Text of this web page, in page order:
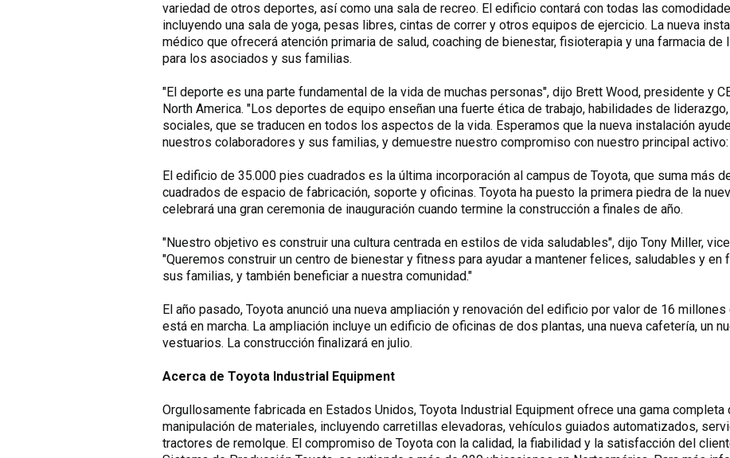
variedad de otros deportes, así como una sala de recreo. El edificio contará con todas las
incluyendo una sala de yoga, pesas libres, cintas de correr y otros equipos de ejercicio. La nueva
médico que ofrecerá atención primaria de salud, coaching de bienestar, fisioterapia y una farmacia
para los asociados y sus familias.
"El deporte es una parte fundamental de la vida de muchas personas", dijo Brett Wood, presidente y
North America. "Los deportes de equipo enseñan una fuerte ética de trabajo, habilidades de
sociales, que se traducen en todos los aspectos de la vida. Esperamos que la nueva instalación
nuestros colaboradores y sus familias, y demuestre nuestro compromiso con nuestro principal
El edificio de 35.000 pies cuadrados es la última incorporación al campus de Toyota, que suma más
cuadrados de espacio de fabricación, soporte y oficinas. Toyota ha puesto la primera piedra de la
celebrará una gran ceremonia de inauguración cuando termine la construcción a finales de año.
"Nuestro objetivo es construir una cultura centrada en estilos de vida saludables", dijo Tony Miller,
"Queremos construir un centro de bienestar y fitness para ayudar a mantener felices, saludables y
sus familias, y también beneficiar a nuestra comunidad."
El año pasado, Toyota anunció una nueva ampliación y renovación del edificio por valor de 16
está en marcha. La ampliación incluye un edificio de oficinas de dos plantas, una nueva cafetería, un
vestuarios. La construcción finalizará en julio.
Acerca de Toyota Industrial Equipment
Orgullosamente fabricada en Estados Unidos, Toyota Industrial Equipment ofrece una gama
manipulación de materiales, incluyendo carretillas elevadoras, vehículos guiados automatizados,
tractores de remolque. El compromiso de Toyota con la calidad, la fiabilidad y la satisfacción del